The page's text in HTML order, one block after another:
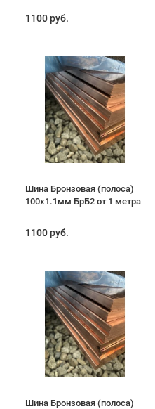
1100 руб.
Шина Бронзовая (полоса)
100х1.1мм БрБ2 от 1 метра
1100 руб.
Шина Бронзовая (полоса)